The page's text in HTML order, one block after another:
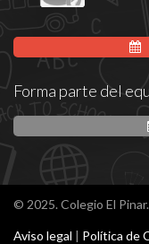
Forma parte del
© 2025. Colegio El
Aviso legal | Política de